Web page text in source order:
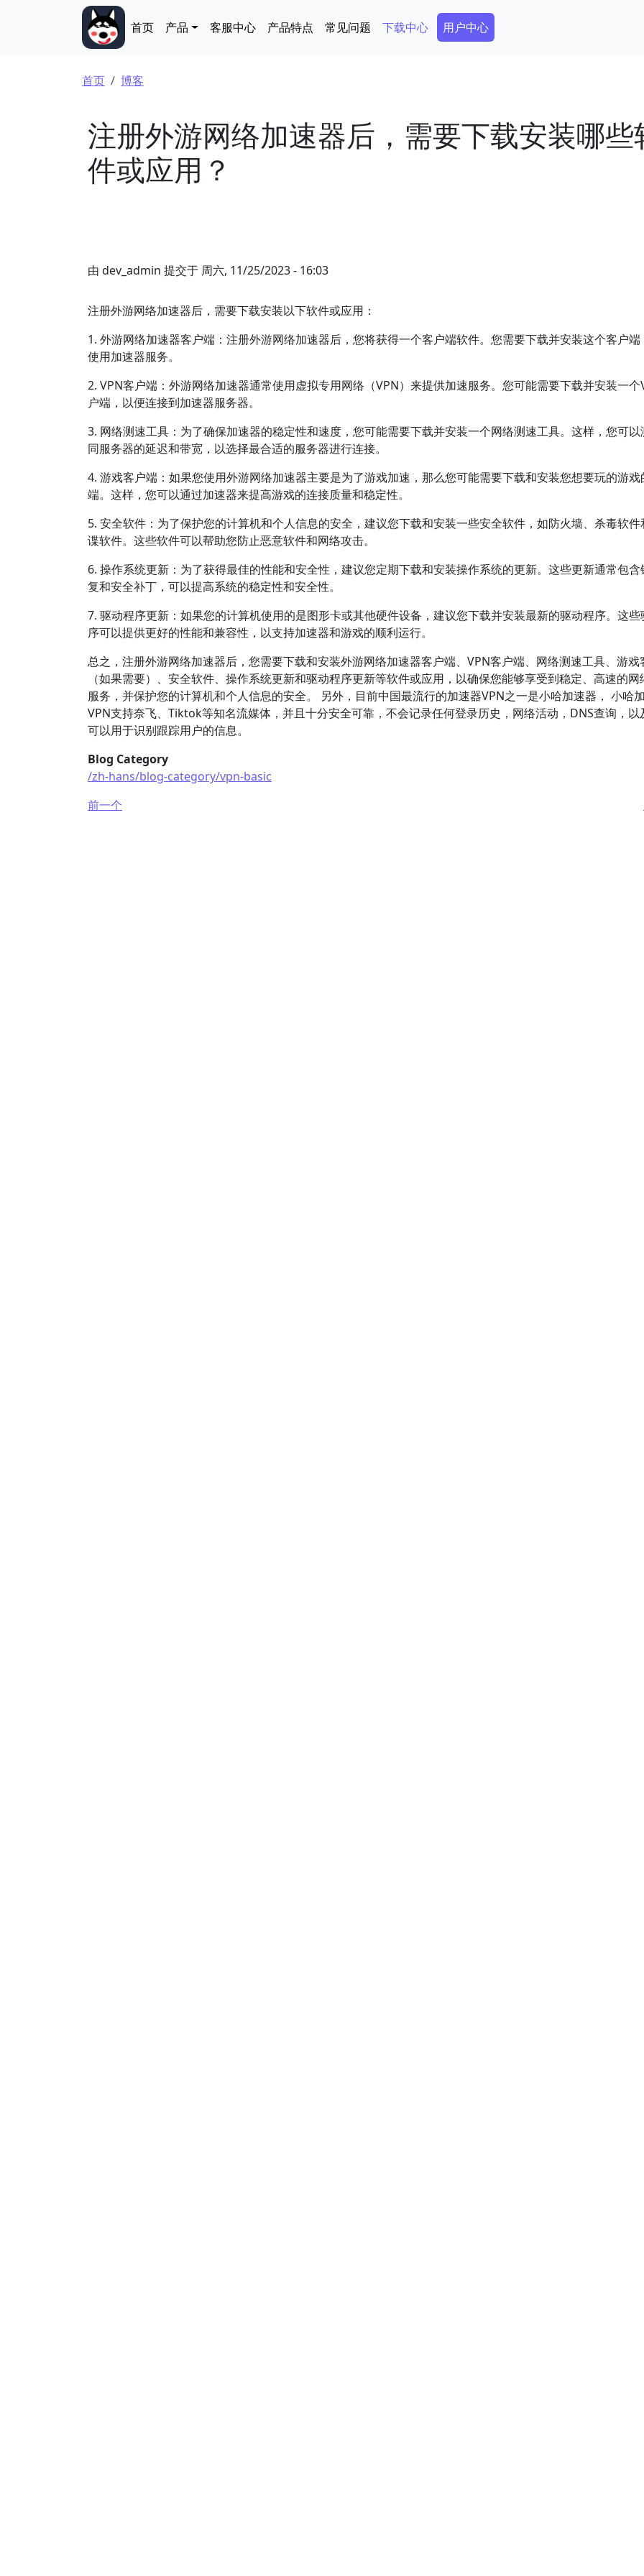
Main navigation
首页 产品 客服中心 产品特点 常见问题 下载中心 Secondary Menu
用户中心
面包屑
首页 博客
注册外游网络加速器后，需要下载安装哪些
件或应用？
由 dev_admin 提交于 周六, 11/25/2023 - 16:03
注册外游网络加速器后，需要下载安装以下软件或应用：
1. 外游网络加速器客户端：注册外游网络加速器后，您将获得一个客户端软件。您需要下载并安装这个客户端
使用加速器服务。
2. VPN客户端：外游网络加速器通常使用虚拟专用网络（VPN）来提供加速服务。您可能需要下载并安装一个
户端，以便连接到加速器服务器。
3. 网络测速工具：为了确保加速器的稳定性和速度，您可能需要下载并安装一个网络测速工具。这样，您可以
同服务器的延迟和带宽，以选择最合适的服务器进行连接。
4. 游戏客户端：如果您使用外游网络加速器主要是为了游戏加速，那么您可能需要下载和安装您想要玩的游戏
端。这样，您可以通过加速器来提高游戏的连接质量和稳定性。
5. 安全软件：为了保护您的计算机和个人信息的安全，建议您下载和安装一些安全软件，如防火墙、杀毒软件
谍软件。这些软件可以帮助您防止恶意软件和网络攻击。
6. 操作系统更新：为了获得最佳的性能和安全性，建议您定期下载和安装操作系统的更新。这些更新通常包含
复和安全补丁，可以提高系统的稳定性和安全性。
7. 驱动程序更新：如果您的计算机使用的是图形卡或其他硬件设备，建议您下载并安装最新的驱动程序。这些
序可以提供更好的性能和兼容性，以支持加速器和游戏的顺利运行。
总之，注册外游网络加速器后，您需要下载和安装外游网络加速器客户端、VPN客户端、网络测速工具、游戏
（如果需要）、安全软件、操作系统更新和驱动程序更新等软件或应用，以确保您能够享受到稳定、高速的网
服务，并保护您的计算机和个人信息的安全。 另外，目前中国最流行的加速器VPN之一是小哈加速器， 小哈
VPN支持奈飞、Tiktok等知名流媒体，并且十分安全可靠，不会记录任何登录历史，网络活动，DNS查询，以
可以用于识别跟踪用户的信息。
Blog Category
/zh-hans/blog-category/vpn-basic
前一个